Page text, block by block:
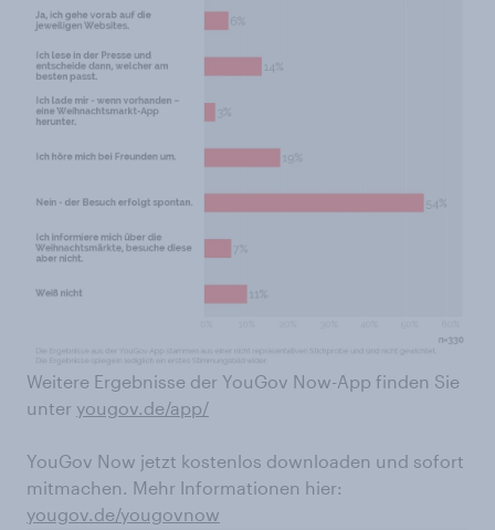
Weitere Ergebnisse der YouGov Now-App finden Sie
unter yougov.de/app/
YouGov Now jetzt kostenlos downloaden und sofort
mitmachen. Mehr Informationen hier:
yougov.de/yougovnow